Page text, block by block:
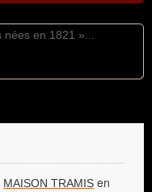
MAISON TRAMIS en